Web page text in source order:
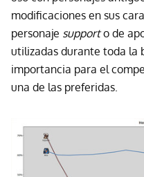
modificaciones en sus
personaje supporto de
utilizadas durante toda la
importancia para el
una de las preferidas.